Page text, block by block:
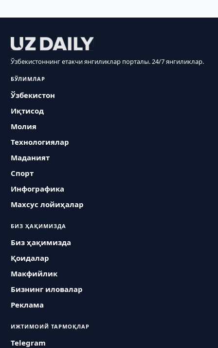
Ўзбекистоннинг етакчи янгиликлар порталы. 24/7 янгиликлар.
БЎЛИМЛАР
Ўзбекистон
Иқтисод
Молия
Технологиялар
Маданият
Спорт
Инфографика
Махсус лойиҳалар
БИЗ ҲАҚИМИЗДА
Биз ҳақимизда
Қоидалар
Макфийлик
Бизнинг иловалар
Реклама
ИЖТИМОИЙ ТАРМОҚЛАР
Telegram